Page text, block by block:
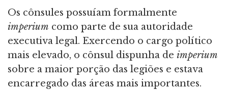
Os cônsules possuíam formalmente
imperium como parte de sua autoridade
executiva legal. Exercendo o cargo político
mais elevado, o cônsul dispunha de imperium
sobre a maior porção das legiões e estava
encarregado das áreas mais importantes.